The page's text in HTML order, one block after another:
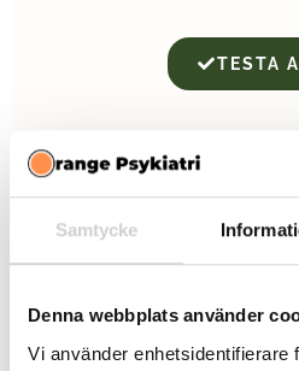
Samtycke
Denna webbplats använder
Vi använder enhetsidentifierare
TESTA
En stor fördel med skalan